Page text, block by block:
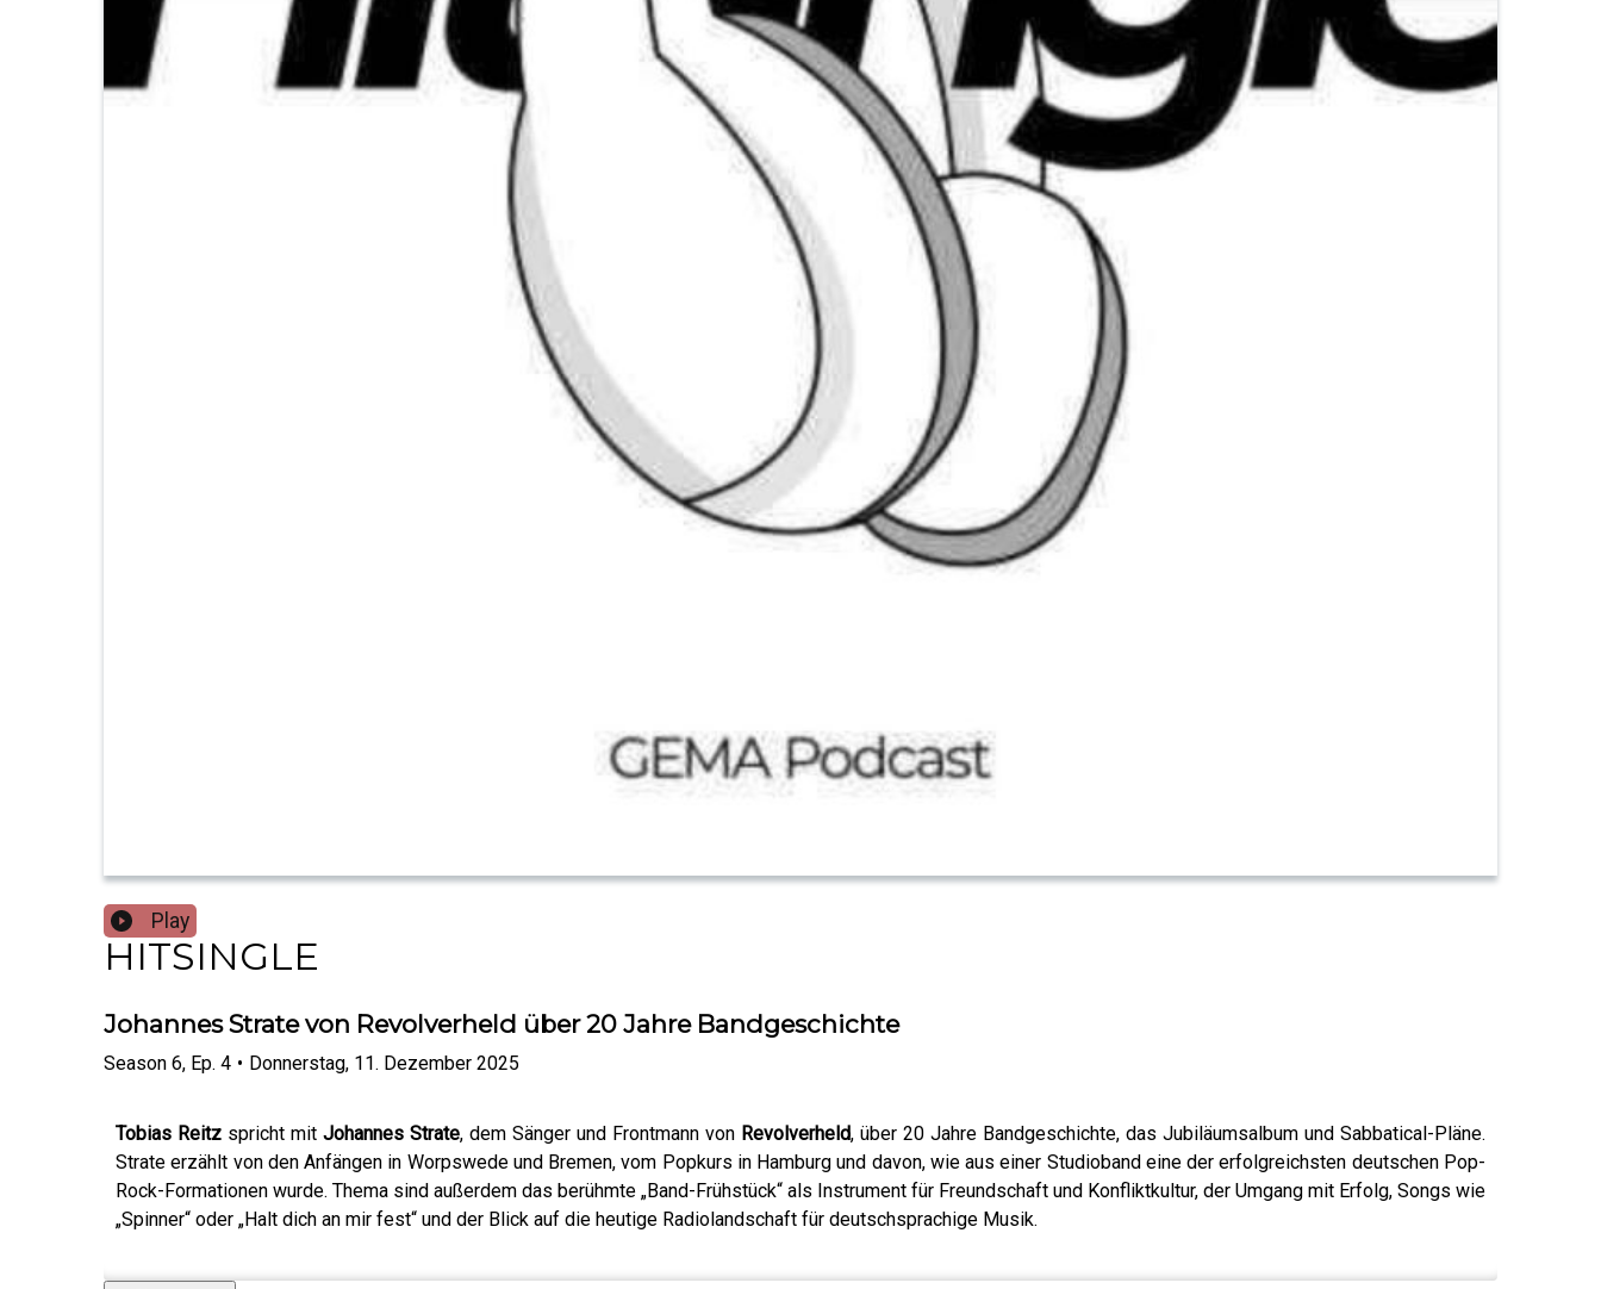
Play
HITSINGLE
Johannes Strate von Revolverheld über 20 Jahre Bandgeschichte
Season 6, Ep. 4 • Donnerstag, 11. Dezember 2025
Tobias Reitz spricht mit Johannes Strate, dem Sänger und Frontmann von Revolverheld, über 20 Jahre Bandgeschichte, das Jubiläumsalbum und Sabbatical-Pläne.
Strate erzählt von den Anfängen in Worpswede und Bremen, vom Popkurs in Hamburg und davon, wie aus einer Studioband eine der erfolgreichsten deutschen Pop-
Rock-Formationen wurde. Thema sind außerdem das berühmte „Band-Frühstück“ als Instrument für Freundschaft und Konfliktkultur, der Umgang mit Erfolg, Songs wie
„Spinner“ oder „Halt dich an mir fest“ und der Blick auf die heutige Radiolandschaft für deutschsprachige Musik.